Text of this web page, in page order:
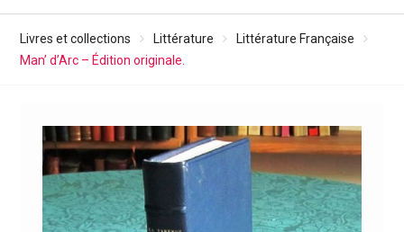
Livres et collections Littérature
Littérature Française
Man’ d’Arc – Édition originale.